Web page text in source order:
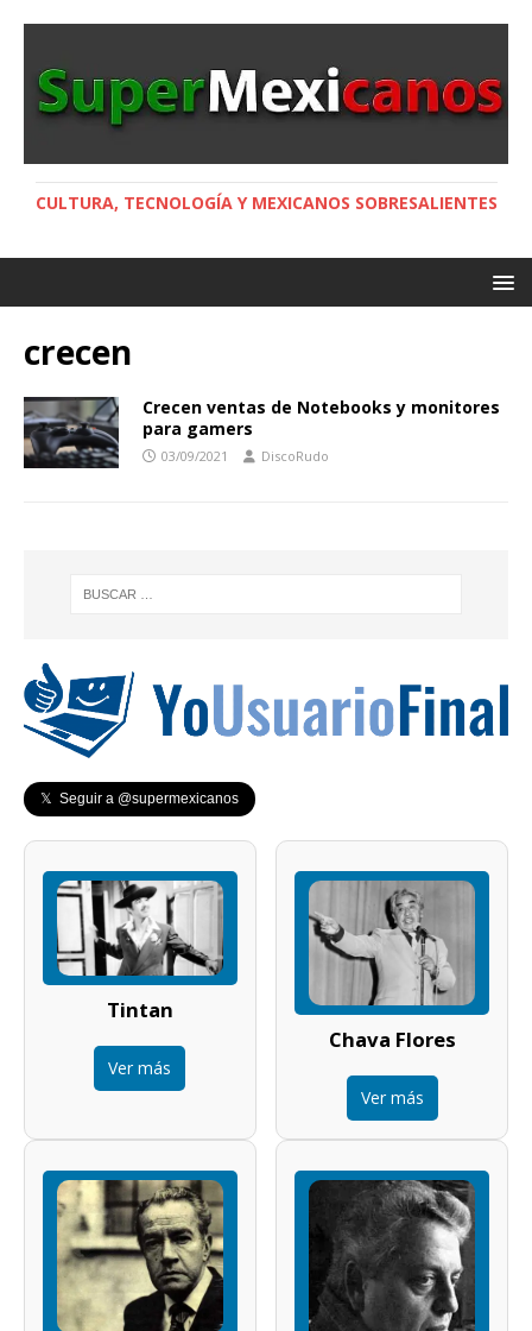
CULTURA, TECNOLOGÍA Y MEXICANOS SOBRESALIENTES
crecen
Crecen ventas de Notebooks y monitores
para gamers
03/09/2021 DiscoRudo
𝕏 Seguir a @supermexicanos
Tintan
Ver más
Chava Flores
Ver más